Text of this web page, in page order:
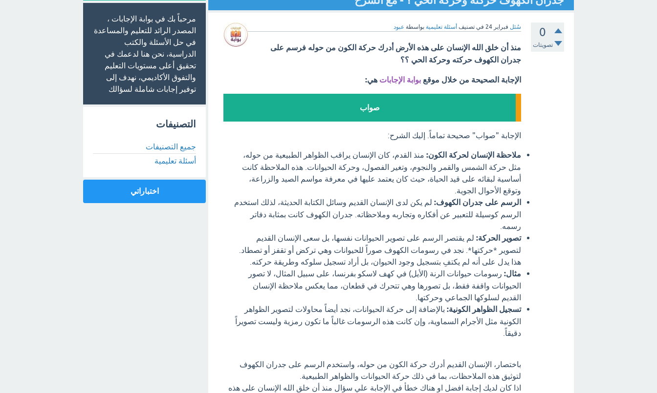
0
تصويتات
سُئل فبراير 24 في تصنيف أسئلة تعليمية بواسطة عبود
منذ أن خلق الله الإنسان على هذه الأرض أدرك حركة الكون من حوله فرسم على
جدران الكهوف حركته وحركة الحي ؟؟
الإجابة الصحيحة من خلال موقع بوابة الإجابات هي:
صواب
الإجابة "صواب" صحيحة تماماً. إليك الشرح:
ملاحظة الإنسان لحركة الكون: منذ القدم، كان الإنسان يراقب الظواهر الطبيعية من حوله،
مثل حركة الشمس والقمر والنجوم، وتغير الفصول، وحركة الحيوانات. هذه الملاحظة كانت
أساسية لبقائه على قيد الحياة، حيث كان يعتمد عليها في معرفة مواسم الصيد والزراعة،
وتوقع الأحوال الجوية.
الرسم على جدران الكهوف: لم يكن لدى الإنسان القديم وسائل الكتابة الحديثة، لذلك استخدم
الرسم كوسيلة للتعبير عن أفكاره وتجاربه وملاحظاته. جدران الكهوف كانت بمثابة دفاتر
رسمه.
تصوير الحركة: لم يقتصر الرسم على تصوير الحيوانات نفسها، بل سعى الإنسان القديم
لتصوير *حركتها*. نجد في رسومات الكهوف صوراً للحيوانات وهي تركض أو تقفز أو تصطاد.
هذا يدل على أنه لم يكتفِ بتسجيل وجود الحيوان، بل أراد تسجيل سلوكه وطريقة حركته.
مثال: رسومات حيوانات الرنة (الأيل) في كهف لاسكو بفرنسا، على سبيل المثال، لا تصور
الحيوانات واقفة فقط، بل تصورها وهي تتحرك في قطعان، مما يعكس ملاحظة الإنسان
القديم لسلوكها الجماعي وحركتها.
تسجيل الظواهر الكونية: بالإضافة إلى حركة الحيوانات، نجد أيضاً محاولات لتصوير الظواهر
الكونية مثل الأجرام السماوية، وإن كانت هذه الرسومات غالباً ما تكون رمزية وليست تصويراً
دقيقاً.
باختصار، الإنسان القديم أدرك حركة الكون من حوله، واستخدم الرسم على جدران الكهوف
لتوثيق هذه الملاحظات، بما في ذلك حركة الحيوانات والظواهر الطبيعية.
اذا كان لديك إجابة افضل او هناك خطأ في الإجابة علي سؤال منذ أن خلق الله الإنسان على هذه
مرحباً بك في بوابة الإجابات ،
المصدر الرائد للتعليم والمساعدة
في حل الأسئلة والكتب
الدراسية، نحن هنا لدعمك في
تحقيق أعلى مستويات التعليم
والتفوق الأكاديمي، نهدف إلى
توفير إجابات شاملة لسؤالك
التصنيفات
جميع التصنيفات
أسئلة تعليمية
اختباراتي